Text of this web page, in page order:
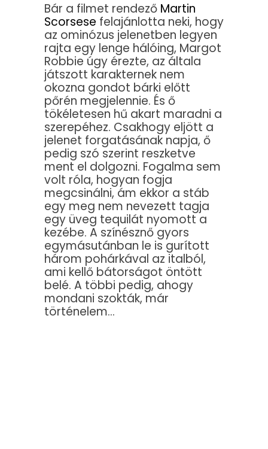
Bár a filmet rendező Martin
Scorsese felajánlotta neki, hogy
az ominózus jelenetben legyen
rajta egy lenge hálóing, Margot
Robbie úgy érezte, az általa
játszott karakternek nem
okozna gondot bárki előtt
pőrén megjelennie. És ő
tökéletesen hű akart maradni a
szerepéhez. Csakhogy eljött a
jelenet forgatásának napja, ő
pedig szó szerint reszketve
ment el dolgozni. Fogalma sem
volt róla, hogyan fogja
megcsinálni, ám ekkor a stáb
egy meg nem nevezett tagja
egy üveg tequilát nyomott a
kezébe. A színésznő gyors
egymásutánban le is gurított
három pohárkával az italból,
ami kellő bátorságot öntött
belé. A többi pedig, ahogy
mondani szokták, már
történelem…